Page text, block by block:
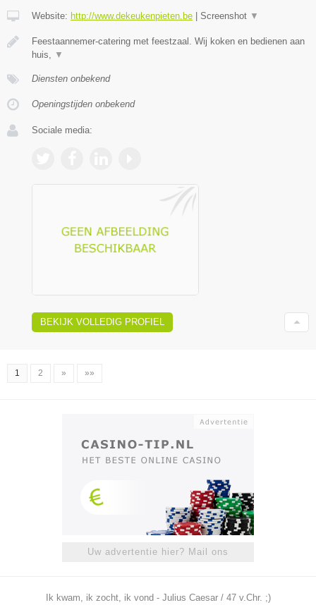
Website: http://www.dekeukenpieten.be Screenshot ▼
Feestaannemer-catering met feestzaal. Wij koken en bedienen aan
huis,
▼
Diensten onbekend
Openingstijden onbekend
Sociale media:
BEKIJK VOLLEDIG PROFIEL
1 2 » »»
Uw advertentie hier? Mail ons
Ik kwam, ik zocht, ik vond - Julius Caesar / 47 v.Chr. ;)